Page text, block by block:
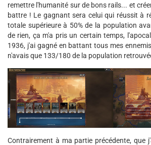
remettre l'humanité sur de bons rails... et
battre ! Le gagnant sera celui qui réussit à
totale supérieure à 50% de la population
de rien, ça m'a pris un certain temps,
1936, j'ai gagné en battant tous mes
n'avais que 133/180 de la population
Contrairement à ma partie précédente, que